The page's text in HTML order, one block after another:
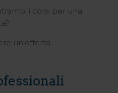
i corsi per una
un'offerta